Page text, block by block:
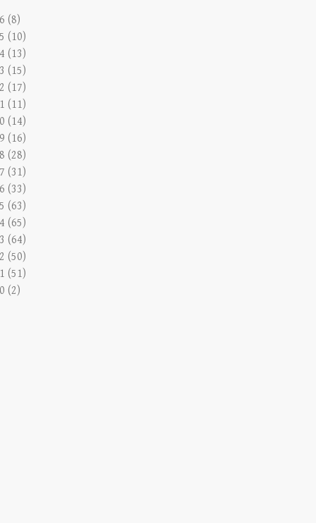
(8)
(10)
(13)
(15)
(17)
(11)
(14)
(16)
(28)
(31)
(33)
(63)
(65)
(64)
(50)
(51)
(2)